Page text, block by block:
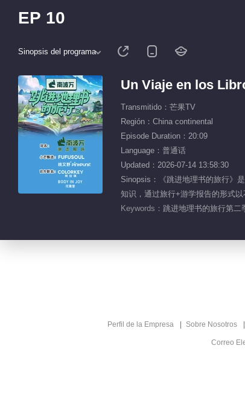
EP 10
Sinopsis del programa
Un Viaje en los
Transmitido：芒果TV
Región：China continental
Episode Duration：20:09
Language：普通话
Updated：2026-07-14 13:58:30
Sinopsis：《跳进地理书的旅行》
知识，通过旅行+游学报告的形式
Keywords： 跳进地理书的旅行第
Perfil de la Empresa Sobre Nosotros
Correo